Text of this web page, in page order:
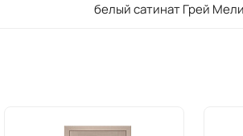
белый сатинат Грей